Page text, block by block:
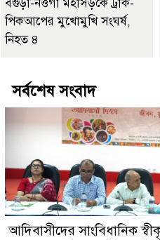
বগুড়া-নওগাঁ মহাসড়কে ট্রাক-
পিকআপের মুখোমুখি সংঘর্ষ,
নিহত ৪
সর্বশেষ সংবাদ
আদিবাসীদের সাংবিধানিক